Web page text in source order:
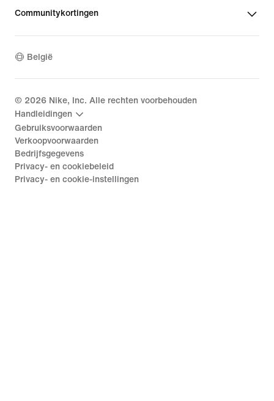
Communitykortingen
België
© 2026 Nike, Inc. Alle rechten voorbehouden
Handleidingen
Gebruiksvoorwaarden
Verkoopvoorwaarden
Bedrijfsgegevens
Privacy- en cookiebeleid
Privacy- en cookie-instellingen